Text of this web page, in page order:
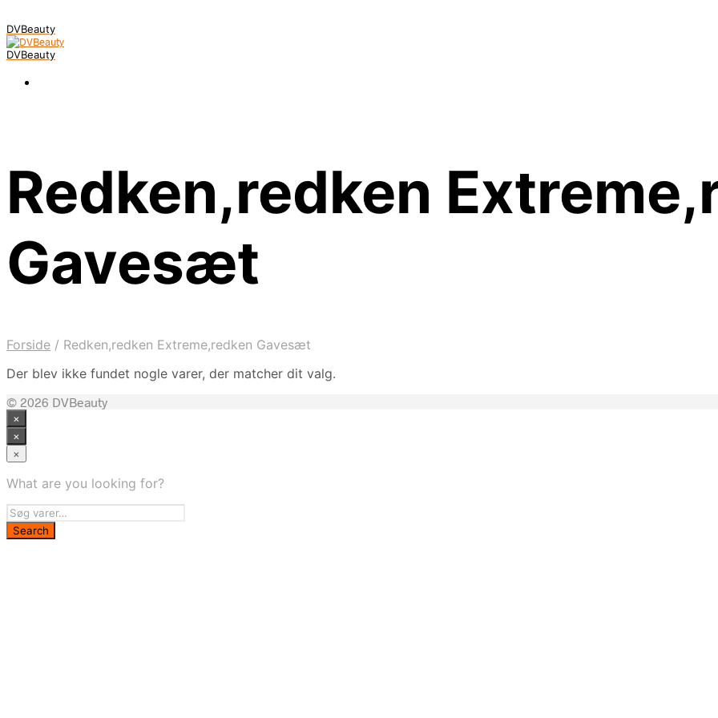
DVBeauty
DVBeauty
Redken,redken
Gavesæt
Forside / Redken,redken Extreme,redken Gavesæt
Der blev ikke fundet nogle varer, der matcher dit valg.
© 2026 DVBeauty
×
×
×
What are you looking for?